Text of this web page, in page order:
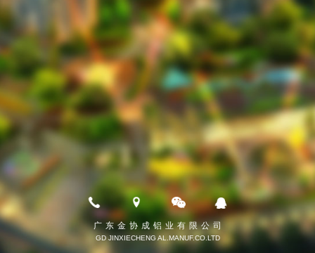
广东金协成铝业有限公司
GD JINXIECHENG AL.MANUF.CO.LTD